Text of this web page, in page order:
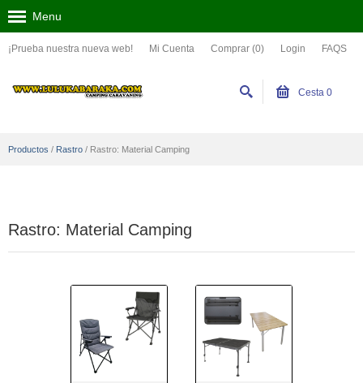
¡Prueba nuestra nueva web! Mi Cuenta Comprar (0) Login FAQS
Menu
Cesta 0
Productos / Rastro / Rastro: Material Camping
Rastro: Material Camping